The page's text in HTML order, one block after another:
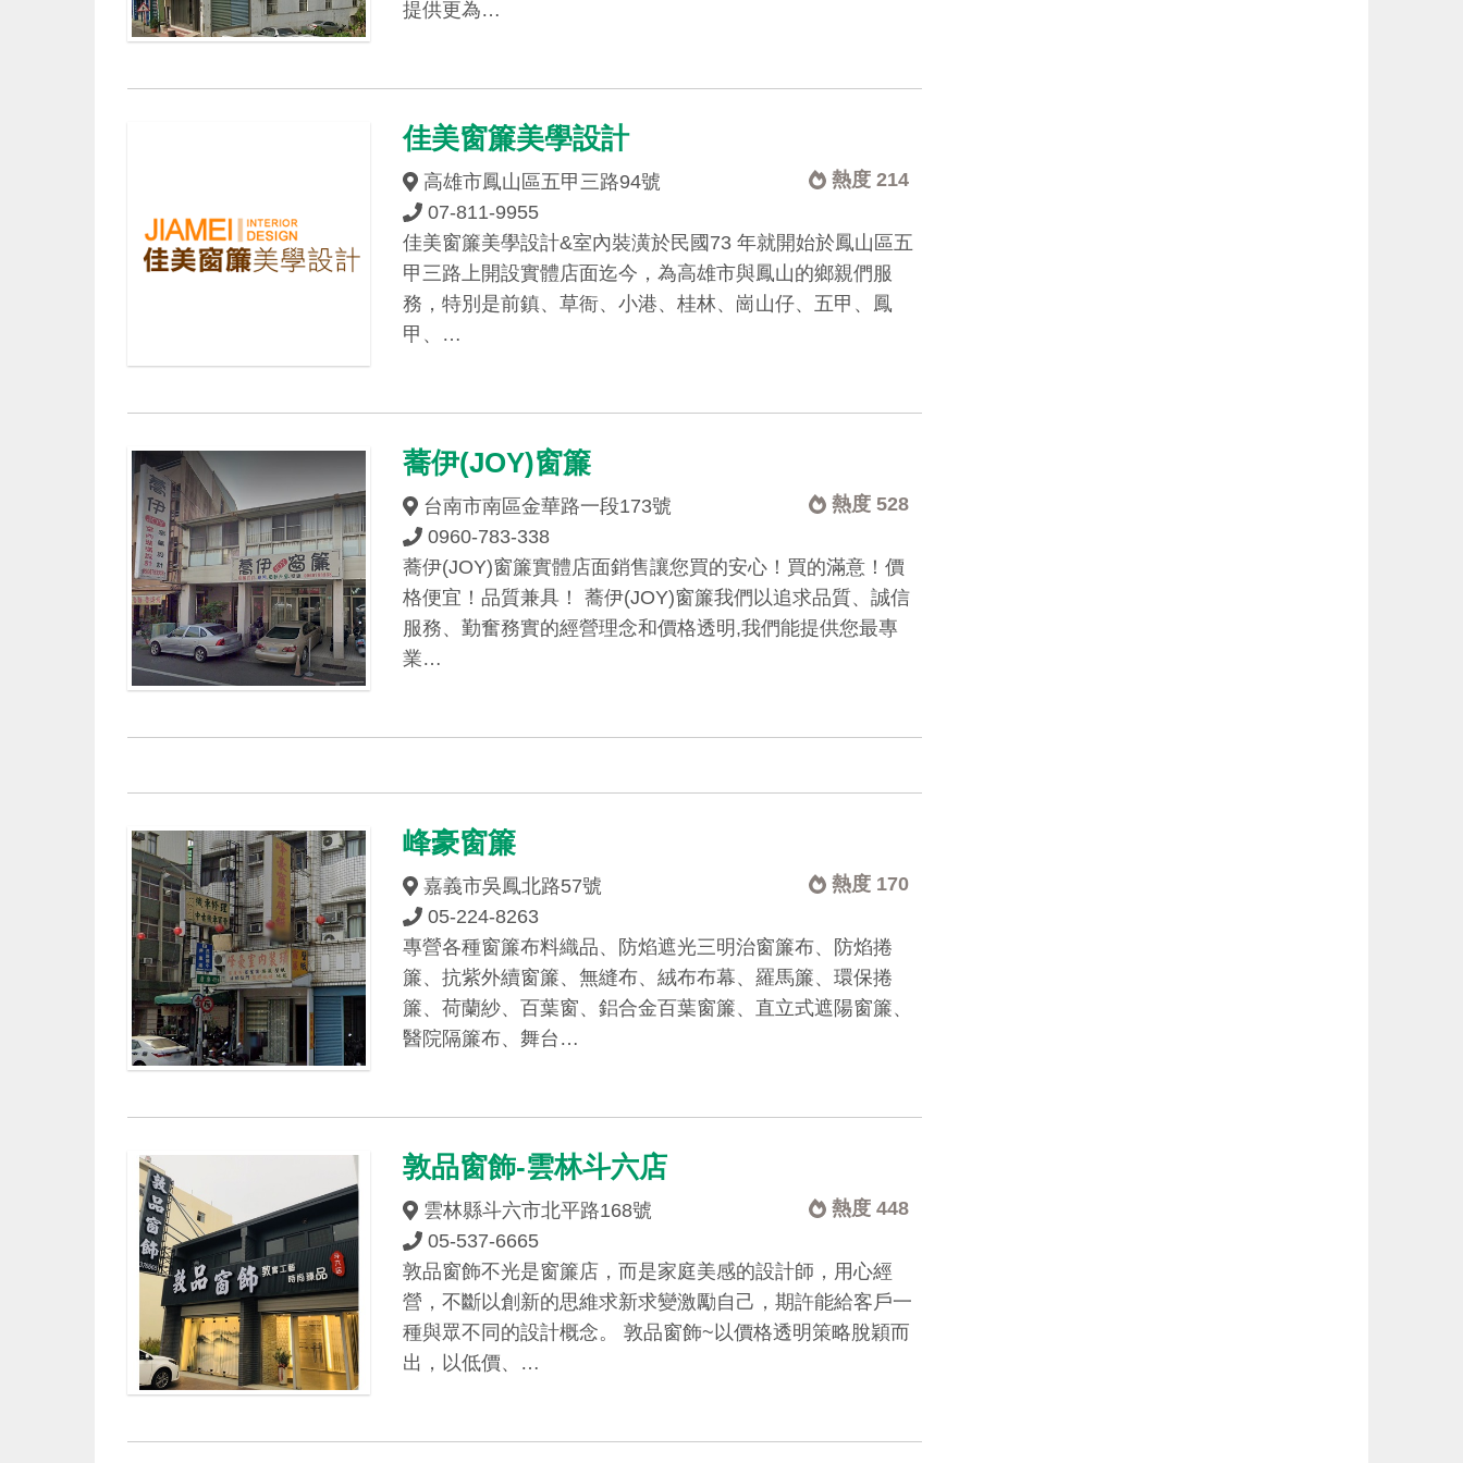
提供更為…
佳美窗簾美學設計
熱度 214
高雄市鳳山區五甲三路94號
07-811-9955
佳美窗簾美學設計&室內裝潢於民國73 年就開始於鳳山區五
甲三路上開設實體店面迄今，為高雄市與鳳山的鄉親們服
務，特別是前鎮、草衙、小港、桂林、崗山仔、五甲、鳳
甲、…
蕎伊(JOY)窗簾
熱度 528
台南市南區金華路一段173號
0960-783-338
蕎伊(JOY)窗簾實體店面銷售讓您買的安心！買的滿意！價
格便宜！品質兼具！ 蕎伊(JOY)窗簾我們以追求品質、誠信
服務、勤奮務實的經營理念和價格透明,我們能提供您最專
業…
峰豪窗簾
熱度 170
嘉義市吳鳳北路57號
05-224-8263
專營各種窗簾布料織品、防焰遮光三明治窗簾布、防焰捲
簾、抗紫外續窗簾、無縫布、絨布布幕、羅馬簾、環保捲
簾、荷蘭紗、百葉窗、鋁合金百葉窗簾、直立式遮陽窗簾、
醫院隔簾布、舞台…
敦品窗飾-雲林斗六店
熱度 448
雲林縣斗六市北平路168號
05-537-6665
敦品窗飾不光是窗簾店，而是家庭美感的設計師，用心經
營，不斷以創新的思維求新求變激勵自己，期許能給客戶一
種與眾不同的設計概念。 敦品窗飾~以價格透明策略脫穎而
出，以低價、…